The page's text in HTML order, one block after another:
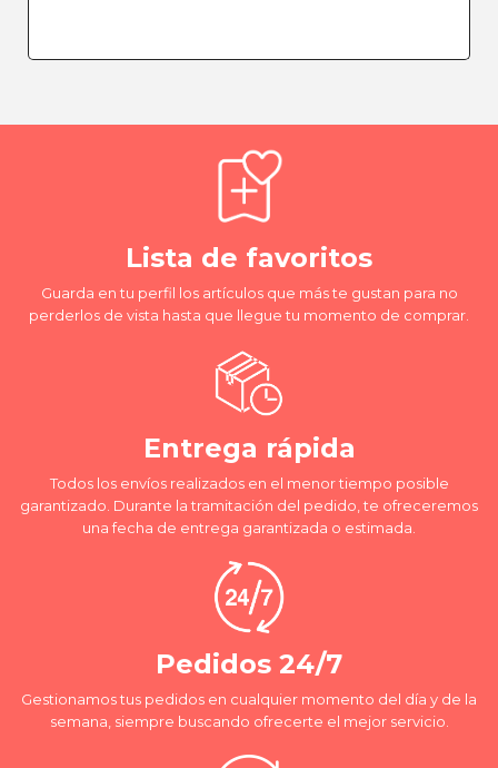
Lista de favoritos
Guarda en tu perfil los artículos que más te gustan para no
perderlos de vista hasta que llegue tu momento de comprar.
Entrega rápida
Todos los envíos realizados en el menor tiempo posible
garantizado. Durante la tramitación del pedido, te ofreceremos
una fecha de entrega garantizada o estimada.
Pedidos 24/7
Gestionamos tus pedidos en cualquier momento del día y de la
semana, siempre buscando ofrecerte el mejor servicio.